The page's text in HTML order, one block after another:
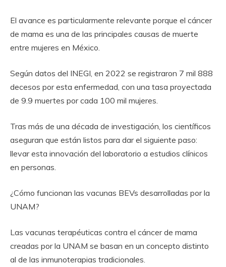
El avance es particularmente relevante porque el cáncer
de mama es una de las principales causas de muerte
entre mujeres en México.
Según datos del INEGI, en 2022 se registraron 7 mil 888
decesos por esta enfermedad, con una tasa proyectada
de 9.9 muertes por cada 100 mil mujeres.
Tras más de una década de investigación, los científicos
aseguran que están listos para dar el siguiente paso:
llevar esta innovación del laboratorio a estudios clínicos
en personas.
¿Cómo funcionan las vacunas BEVs desarrolladas por la
UNAM?
Las vacunas terapéuticas contra el cáncer de mama
creadas por la UNAM se basan en un concepto distinto
al de las inmunoterapias tradicionales.